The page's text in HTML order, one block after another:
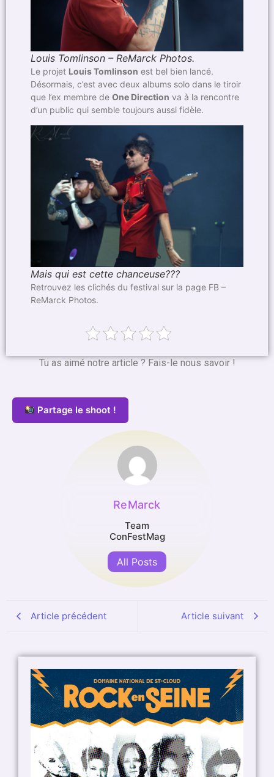
Louis Tomlinson – ReMarck Photos.
Le projet Louis Tomlinson est bel bien lancé.
Désormais, c’est avec deux albums solo dans le tiroir
que l’ex membre de One Direction va à la rencontre
d’un public qui semble toujours aussi fidèle.
Mais qui est cette chanceuse???
Retrouvez les clichés du festival sur la page FB –
ReMarck Photos.
Tu as aimé notre article ? Fais-le nous savoir !
Partage le shoot !
ReMarck
Team
ConFestMag
All Posts
Article précédent Article suivant